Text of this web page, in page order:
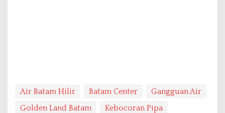
Air Batam Hilir Batam Center
Gangguan Air
Golden Land Batam
Kebocoran Pipa